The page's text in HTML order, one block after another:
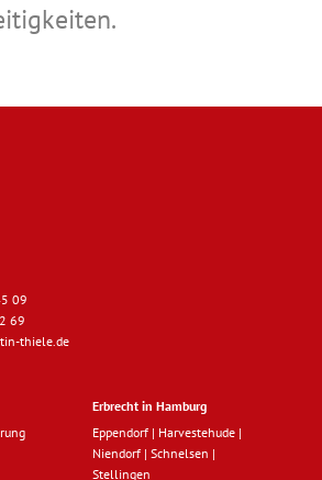
09
69
thiele.de
Erbrecht in Hamburg
Eppendorf | Harvestehude |
Niendorf | Schnelsen |
Stellingen